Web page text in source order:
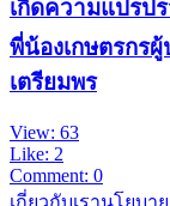
เกิดความแปรป
พี่น้องเกษตรกร
เตรียมพร
View: 63
Like: 2
Comment: 0
เกี่ยวกับเรานโยบา